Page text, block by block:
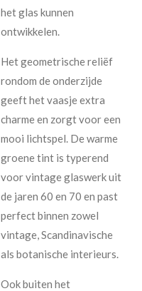
het glas kunnen
ontwikkelen.
Het geometrische reliëf
rondom de onderzijde
geeft het vaasje extra
charme en zorgt voor een
mooi lichtspel. De warme
groene tint is typerend
voor vintage glaswerk uit
de jaren 60 en 70 en past
perfect binnen zowel
vintage, Scandinavische
als botanische interieurs.
Ook buiten het